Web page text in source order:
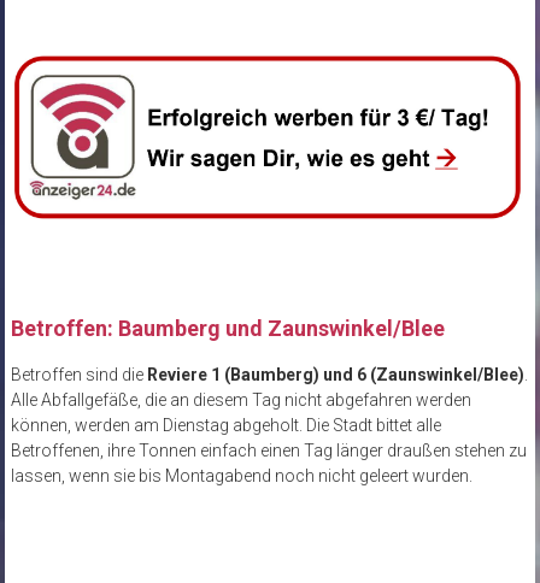
Betroffen: Baumberg und Zaunswinkel/Blee
Betroffen sind die Reviere 1 (Baumberg) und 6 (Zaunswinkel/Blee)
Alle Abfallgefäße, die an diesem Tag nicht abgefahren werden
können, werden am Dienstag abgeholt. Die Stadt bittet alle
Betroffenen, ihre Tonnen einfach einen Tag länger draußen stehen zu
lassen, wenn sie bis Montagabend noch nicht geleert wurden.